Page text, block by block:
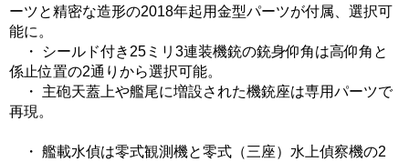
ーツと精密な造形の2018年起用金型パーツが付属、選択可
能に。
・ シールド付き25ミリ3連装機銃の銃身仰角は高仰角と
係止位置の2通りから選択可能。
・ 主砲天蓋上や艦尾に増設された機銃座は専用パーツで
再現。
・ 艦載水偵は零式観測機と零式（三座）水上偵察機の2